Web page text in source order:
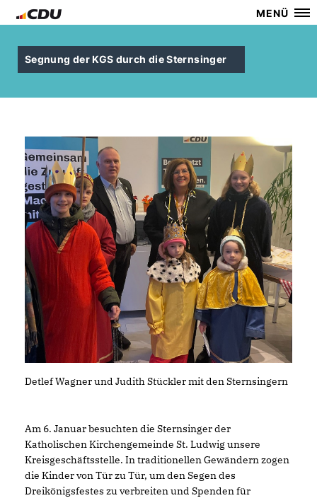
MENÜ
Segnung der KGS durch die Sternsinger
Detlef Wagner und Judith Stückler mit den Sternsingern
Am 6. Januar besuchten die Sternsinger der
Katholischen Kirchengemeinde St. Ludwig unsere
Kreisgeschäftsstelle. In traditionellen Gewändern zogen
die Kinder von Tür zu Tür, um den Segen des
Dreikönigsfestes zu verbreiten und Spenden für